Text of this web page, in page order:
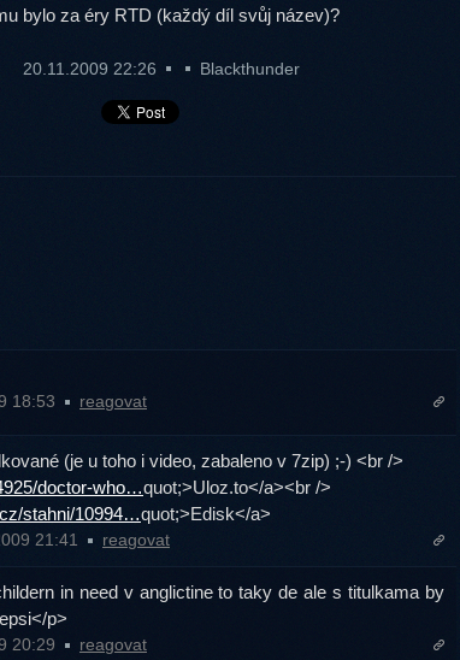
bylo za éry RTD (každý díl svůj název)?
20.11.2009 22:26 Blackthunder
18:53 reagovat
(je u toho i video, zabaleno v 7zip) ;-) <br />
doctor-who…quot;>Uloz.to</a><br />
stahni/10994…quot;>Edisk</a>
21:41 reagovat
in need v anglictine to taky de ale s titulkama by
p>
20:29 reagovat